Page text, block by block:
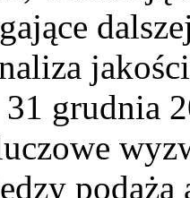
31 grudnia
podażą